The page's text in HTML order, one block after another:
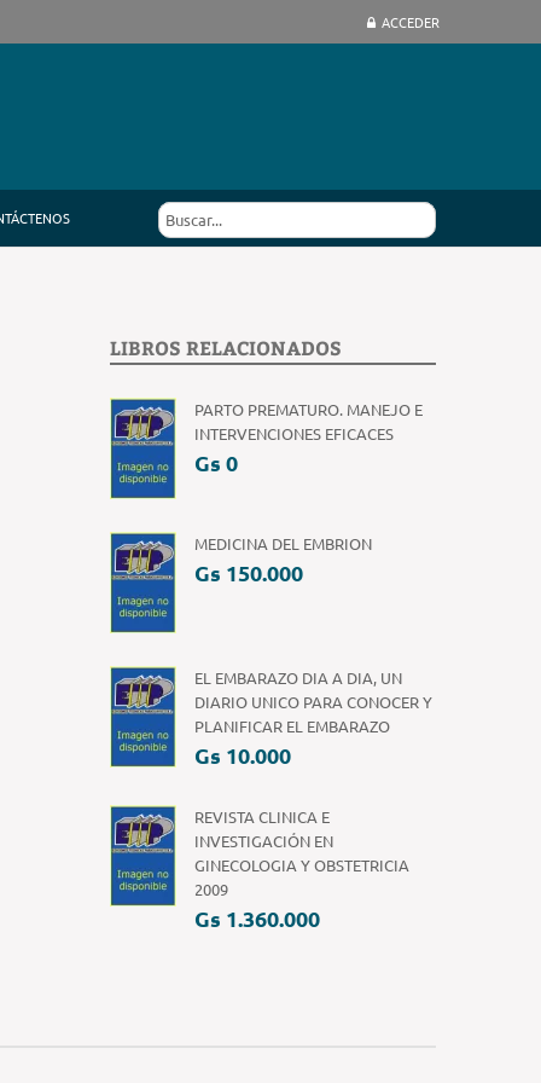
ACCEDER
LIBROS RELACIONADOS
PARTO PREMATURO. MANEJO E
INTERVENCIONES EFICACES
Gs 0
MEDICINA DEL EMBRION
Gs 150.000
EL EMBARAZO DIA A DIA, UN
DIARIO UNICO PARA CONOCER Y
PLANIFICAR EL EMBARAZO
Gs 10.000
REVISTA CLINICA E
INVESTIGACIÓN EN
GINECOLOGIA Y OBSTETRICIA
2009
Gs 1.360.000